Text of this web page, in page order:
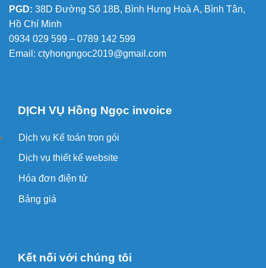
PGD: 38D Đường Số 18B, Bình Hưng Hoà A, Bình Tân,
Hồ Chí Minh
0934 029 599 – 0789 142 599
Email: ctyhongngoc2019@gmail.com
DỊCH VỤ Hồng Ngọc invoice
Dịch vụ Kế toán trọn gói
Dịch vụ thiết kế website
Hóa đơn điện tử
Bảng giá
Kết nối với chúng tôi